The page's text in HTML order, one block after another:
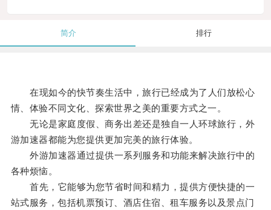
简介 排行
在现如今的快节奏生活中，旅行已经成为了人们放松心
情、体验不同文化、探索世界之美的重要方式之一。
无论是家庭度假、商务出差还是独自一人环球旅行，外
游加速器都能为您提供更加完美的旅行体验。
外游加速器通过提供一系列服务和功能来解决旅行中的
各种烦恼。
首先，它能够为您节省时间和精力，提供方便快捷的一
站式服务，包括机票预订、酒店住宿、租车服务以及景点门